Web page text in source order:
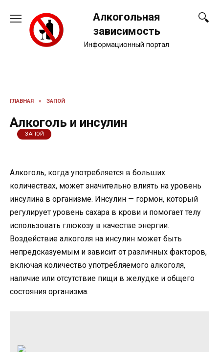
содержанию
Алкогольная
зависимость
Информационный портал
ГЛАВНАЯ » ЗАПОЙ
Алкоголь и инсулин
ЗАПОЙ
Алкоголь, когда употребляется в больших
количествах, может значительно влиять на уровень
инсулина в организме. Инсулин — гормон, который
регулирует уровень сахара в крови и помогает телу
использовать глюкозу в качестве энергии.
Воздействие алкоголя на инсулин может быть
непредсказуемым и зависит от различных факторов,
включая количество употребляемого алкоголя,
наличие или отсутствие пищи в желудке и общего
состояния организма.